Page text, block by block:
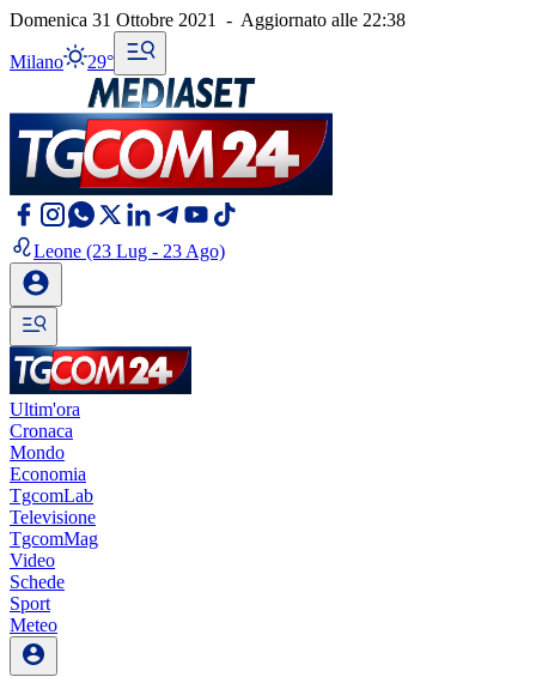
Domenica 31 Ottobre 2021 - Aggiornato alle 22:38
Milano 29°
Leone (23 Lug - 23 Ago)
Ultim'ora
Cronaca
Mondo
Economia
TgcomLab
Televisione
TgcomMag
Video
Schede
Sport
Meteo